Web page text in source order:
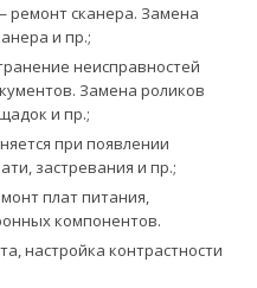
ремонт сканера. Замена
и пр.;
неисправностей
Замена роликов
и пр.;
при появлении
застревания и пр.;
плат питания,
компонентов.
настройка контрастности